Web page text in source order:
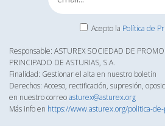
Acepto la Política de
Responsable: ASTUREX SOCIEDAD DE
PRINCIPADO DE ASTURIAS, S.A.
Finalidad: Gestionar el alta en nuestro boletín
Derechos: Acceso, rectificación, supresión,
en nuestro correoasturex@asturex.org
Más info en https://www.asturex.org/politica-